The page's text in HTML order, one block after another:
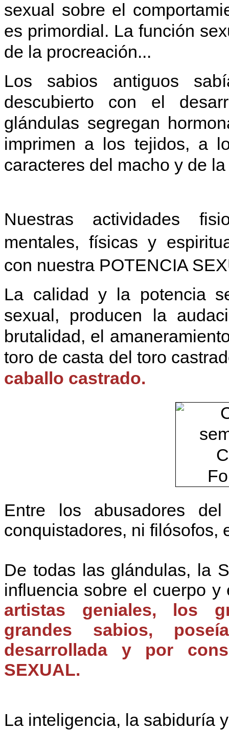
sexual sobre el
es primordial. La función
de la procreación...
Los sabios antiguos
descubierto con el
glándulas segregan
imprimen a los tejidos, a
caracteres del macho y de
Nuestras actividades
mentales, físicas y
con nuestra POTENCIA
La calidad y la potencia
sexual, producen la
brutalidad, el
toro de casta del toro
caballo castrado.
Entre los abusadores
conquistadores, ni filósofos,
De todas las glándulas, la
influencia sobre el cuerpo
artistas geniales, los
grandes sabios,
desarrollada y por
SEXUAL.
La inteligencia, la sabiduría